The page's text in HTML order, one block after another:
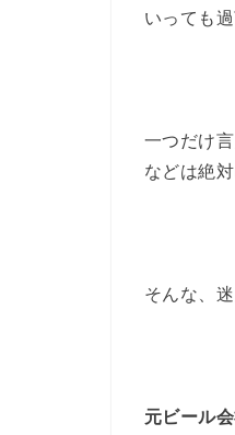
いっても
一つだけ
などは絶
そんな、
元ビール